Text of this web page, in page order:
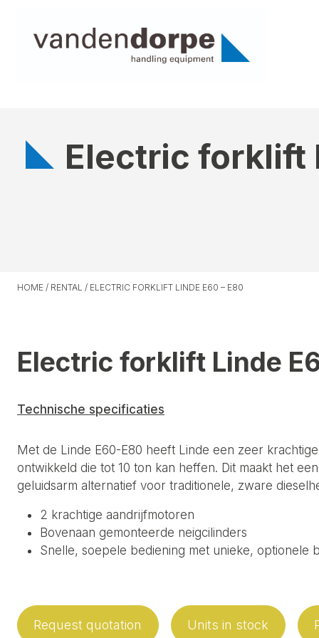
Electric forklift
HOME / RENTAL / ELECTRIC FORKLIFT LINDE E60 – E80
Electric forklift Linde
Technische specificaties
Met de Linde E60-E80 heeft Linde een zeer
ontwikkeld die tot 10 ton kan heffen. Dit maakt het
geluidsarm alternatief voor traditionele, zware
2 krachtige aandrijfmotoren
Bovenaan gemonteerde neigcilinders
Snelle, soepele bediening met unieke, optionele
Request quotation Units in stock